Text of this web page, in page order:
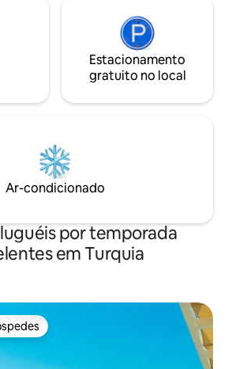
Estacionamento
gratuito no local
Ar-condicionado
por temporada
em Turquia
dos hóspedes